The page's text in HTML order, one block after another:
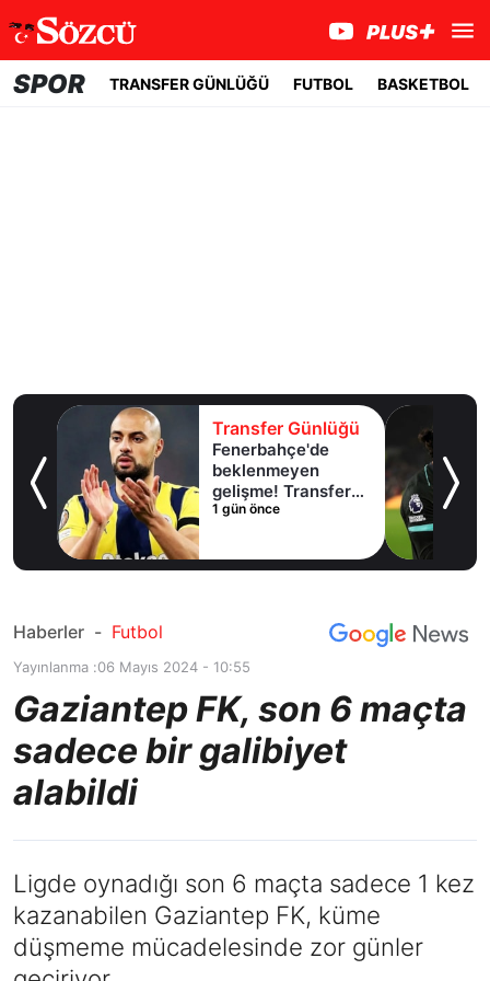
SPOR TRANSFER GÜNLÜĞÜ FUTBOL BASKETBOL
Transfer Günlüğü
Fenerbahçe'de
beklenmeyen
gelişme! Transfer
iptal oldu
1 gün önce
Haberler - Futbol
Yayınlanma :06 Mayıs 2024 - 10:55
Gaziantep FK, son 6 maçta
sadece bir galibiyet
alabildi
Ligde oynadığı son 6 maçta sadece 1 kez
kazanabilen Gaziantep FK, küme
düşmeme mücadelesinde zor günler